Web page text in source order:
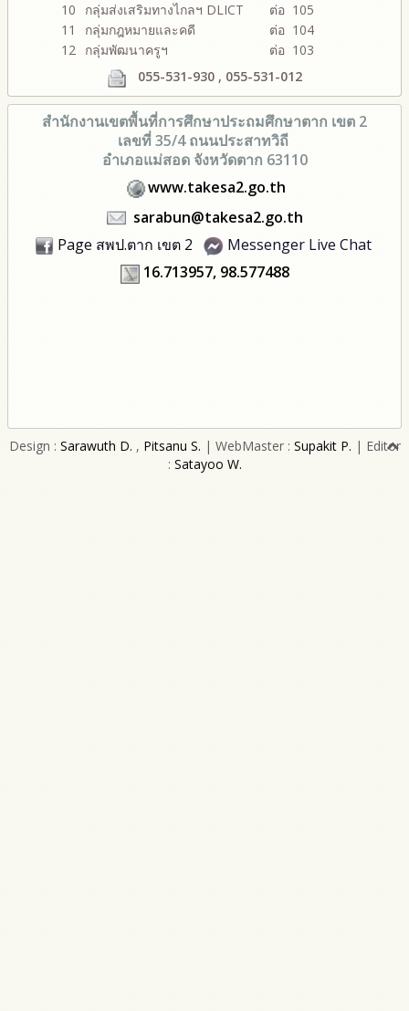
10
กลุ่มส่งเสริมทางไกลฯ DLICT
ต่อ 105
11
กลุ่มกฎหมายและคดี
ต่อ 104
12 กลุ่มพัฒนาครูฯ
ต่อ 103
055-531-930 , 055-531-012
สำนักงานเขตพื้นที่การศึกษาประถมศึกษาตาก เขต 2
เลขที่ 35/4 ถนนประสาทวิถี
อำเภอแม่สอด จังหวัดตาก 63110
www.takesa2.go.th
sarabun@takesa2.go.th
Page สพป.ตาก เขต 2
Messenger Live Chat
16.713957, 98.577488
Design : Sarawuth D. , Pitsanu S. | WebMaster : Supakit P. | Editor
: Satayoo W.